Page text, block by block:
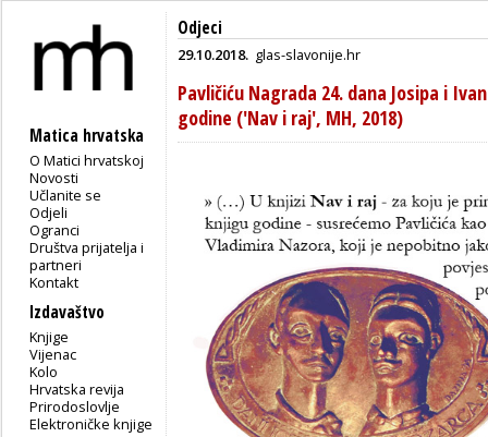
Matica hrvatska
O Matici hrvatskoj
Novosti
Učlanite se
Odjeli
Ogranci
Društva prijatelja i
partneri
Kontakt
Izdavaštvo
Knjige
Vijenac
Kolo
Hrvatska revija
Prirodoslovlje
Elektroničke knjige
Odjeci
29.10.2018. glas-slavonije.hr
Pavličiću Nagrada 24. dana Josipa i
godine ('Nav i raj', MH, 2018)